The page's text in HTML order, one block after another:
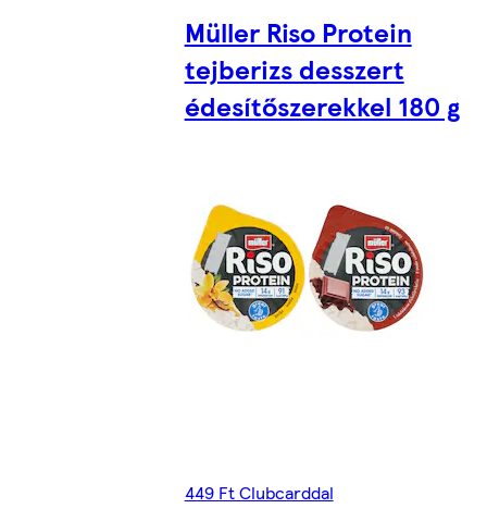
Müller Riso Protein
tejberizs desszert
édesítőszerekkel 180 g
449 Ft Clubcarddal